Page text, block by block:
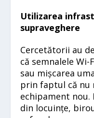
Utilizarea
supraveghere
Cercetătorii au
că semnalele
sau mișcarea
prin faptul că nu
echipament nou.
din locuințe,